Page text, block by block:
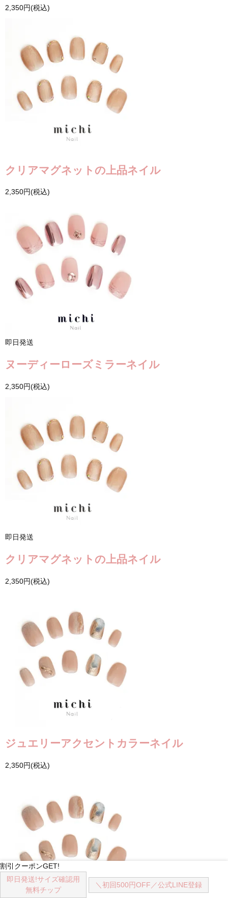
2,350円(税込)
クリアマグネットの上品ネイル
2,350円(税込)
即日発送
ヌーディーローズミラーネイル
2,350円(税込)
即日発送
クリアマグネットの上品ネイル
2,350円(税込)
ジュエリーアクセントカラーネイル
2,350円(税込)
割引クーポンGET!
即日発送!サイズ確認用
無料チップ
＼初回500円OFF／公式LINE登録